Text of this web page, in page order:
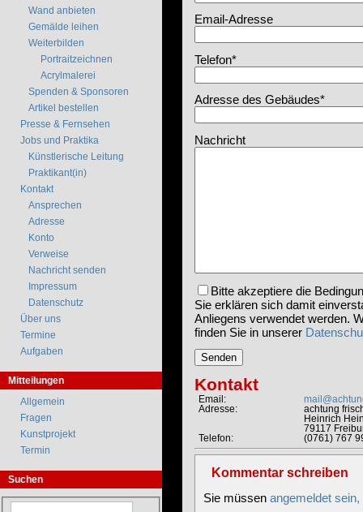
Email-Adresse
Telefon*
Adresse des Gebäudes*
Nachricht
Bitte akzeptiere die
Sie erklären sich damit
Anliegens verwendet werden.
finden Sie in unserer
Kontakt
Email:
Adresse:
achtung
Heinrich
79117
Telefon:
(0761) 767
Kommentar schreiben
Sie müssen angemeldet sein,
Wand anbieten
Gemälde leihen
Weiterbilden
Portraitzeichnen
Acrylmalerei
Spenden & Sponsoren
Artikel bestellen
Presse & Fernsehen
Jobs und Praktika
Künstlerische Leitung
Praktikant(in)
Kontakt
Ansprechen
Adresse
Konto
Verweise
Nachricht senden
Impressum
Datenschutz
Über uns
Termine
Aufgaben
Mitteilungen
Allgemein
Fragen
Kunstprojekt
Termin
Suchen